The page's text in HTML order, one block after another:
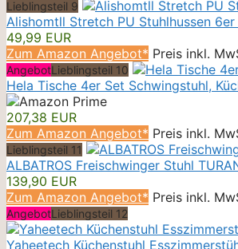
Lieblingsteil 9
Alishomtll Stretch PU Stuhlhussen 6er
49,99 EUR
Zum Amazon Angebot* Preis inkl.
AngebotLieblingsteil 10
Hela Tische 4er Set Schwingstuhl,
207,38 EUR
Zum Amazon Angebot* Preis inkl.
Lieblingsteil 11
ALBATROS Freischwinger Stuhl
139,90 EUR
Zum Amazon Angebot* Preis inkl.
AngebotLieblingsteil 12
Yaheetech Küchenstuhl